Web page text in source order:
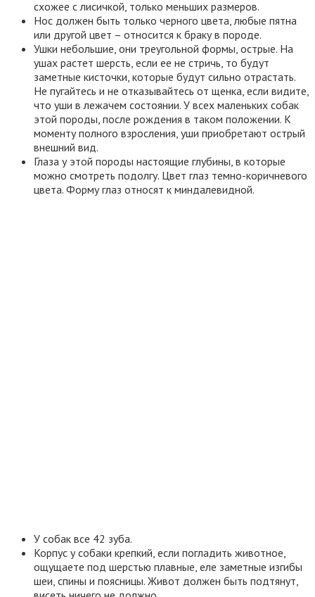
схожее с лисичкой, только меньших размеров.
Нос должен быть только черного цвета, любые пятна
или другой цвет – относится к браку в породе.
Ушки небольшие, они треугольной формы, острые. На
ушах растет шерсть, если ее не стричь, то будут
заметные кисточки, которые будут сильно отрастать.
Не пугайтесь и не отказывайтесь от щенка, если видите,
что уши в лежачем состоянии. У всех маленьких собак
этой породы, после рождения в таком положении. К
моменту полного взросления, уши приобретают острый
внешний вид.
Глаза у этой породы настоящие глубины, в которые
можно смотреть подолгу. Цвет глаз темно-коричневого
цвета. Форму глаз относят к миндалевидной.
У собак все 42 зуба.
Корпус у собаки крепкий, если погладить животное,
ощущаете под шерстью плавные, еле заметные изгибы
шеи, спины и поясницы. Живот должен быть подтянут,